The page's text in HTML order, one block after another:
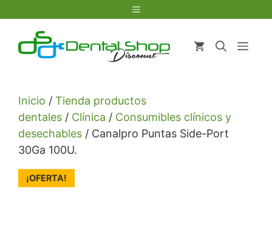
contenido
Menú
Inicio / Tienda productos
dentales / Clínica / Consumibles clínicos y
desechables / Canalpro Puntas Side-Port
30Ga 100U.
¡OFERTA!